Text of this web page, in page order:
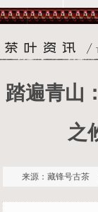
踏遍青山
之
来源：藏锋号古茶